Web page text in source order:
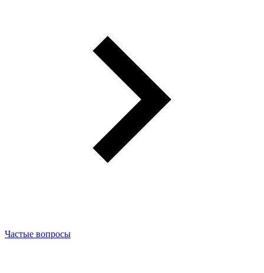
Частые вопросы